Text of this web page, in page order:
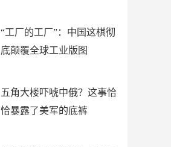
“工厂的工厂”：中国这棋彻
底颠覆全球工业版图
五角大楼吓唬中俄？这事恰
恰暴露了美军的底裤